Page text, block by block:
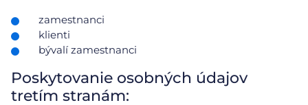
zamestnanci
klienti
bývalí zamestnanci
Poskytovanie osobných údajov
tretím stranám: